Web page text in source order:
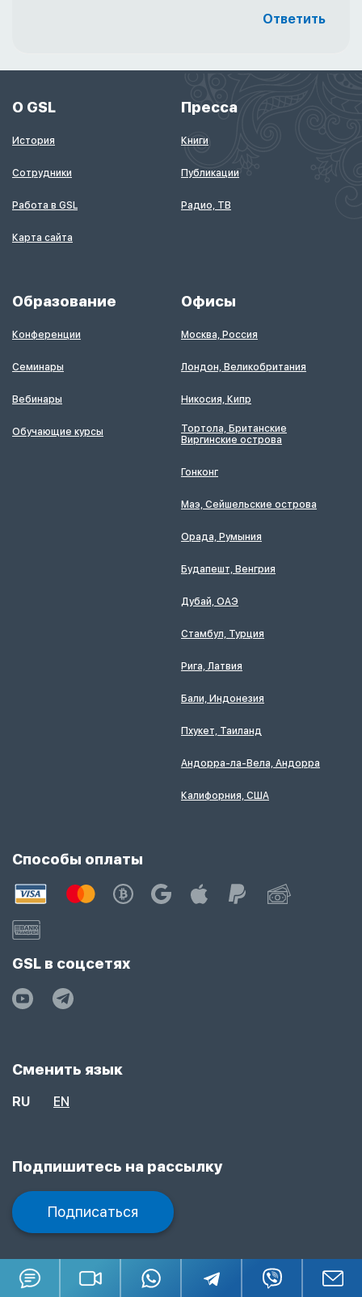
Ответить
О GSL
История
Сотрудники
Работа в GSL
Карта сайта
Пресса
Книги
Публикации
Радио, ТВ
Образование
Конференции
Семинары
Вебинары
Обучающие курсы
Офисы
Москва, Россия
Лондон, Великобритания
Никосия, Кипр
Тортола, Британские
Виргинские острова
Гонконг
Маэ, Сейшельские острова
Орада, Румыния
Будапешт, Венгрия
Дубай, ОАЭ
Стамбул, Турция
Рига, Латвия
Бали, Индонезия
Пхукет, Таиланд
Андорра-ла-Вела, Андорра
Калифорния, США
Способы оплаты
GSL в соцсетях
Сменить язык
RU EN
Подпишитесь на рассылку
Подписаться